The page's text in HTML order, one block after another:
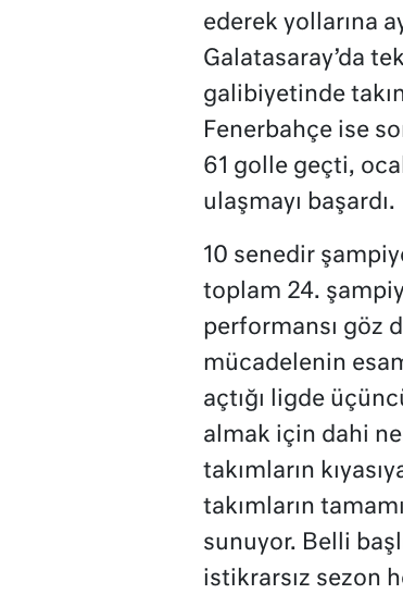
ederek yollarına
Galatasaray’da
galibiyetinde
Fenerbahçe ise
61 golle geçti,
ulaşmayı başardı.
10 senedir
toplam 24.
performansı göz
mücadelenin
açtığı ligde
almak için dahi
takımların
takımların
sunuyor. Belli
istikrarsız sezon